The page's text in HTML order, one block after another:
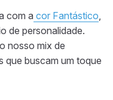
com a cor Fantástico,
de personalidade.
nosso mix de
que buscam um toque